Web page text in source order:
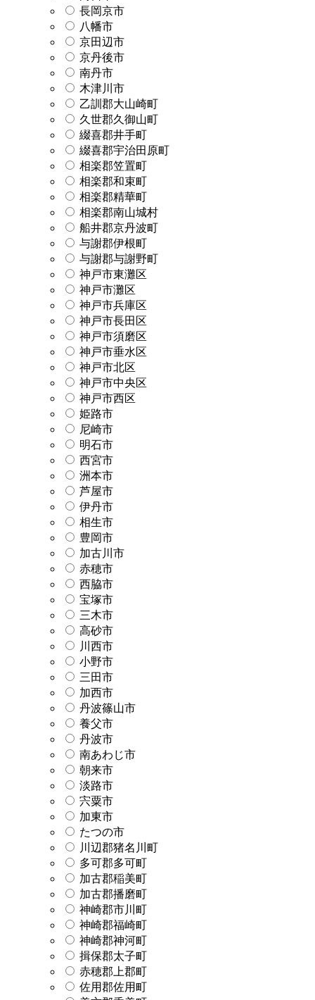
長岡京市
八幡市
京田辺市
京丹後市
南丹市
木津川市
乙訓郡大山崎町
久世郡久御山町
綴喜郡井手町
綴喜郡宇治田原町
相楽郡笠置町
相楽郡和束町
相楽郡精華町
相楽郡南山城村
船井郡京丹波町
与謝郡伊根町
与謝郡与謝野町
神戸市東灘区
神戸市灘区
神戸市兵庫区
神戸市長田区
神戸市須磨区
神戸市垂水区
神戸市北区
神戸市中央区
神戸市西区
姫路市
尼崎市
明石市
西宮市
洲本市
芦屋市
伊丹市
相生市
豊岡市
加古川市
赤穂市
西脇市
宝塚市
三木市
高砂市
川西市
小野市
三田市
加西市
丹波篠山市
養父市
丹波市
南あわじ市
朝来市
淡路市
宍粟市
加東市
たつの市
川辺郡猪名川町
多可郡多可町
加古郡稲美町
加古郡播磨町
神崎郡市川町
神崎郡福崎町
神崎郡神河町
揖保郡太子町
赤穂郡上郡町
佐用郡佐用町